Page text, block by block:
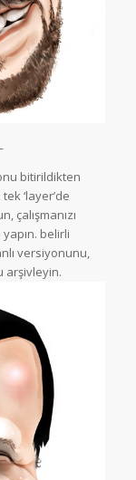
bitirildikten
‘layer’de
çalışmanızı
belirli
versiyonunu,
arşivleyin.